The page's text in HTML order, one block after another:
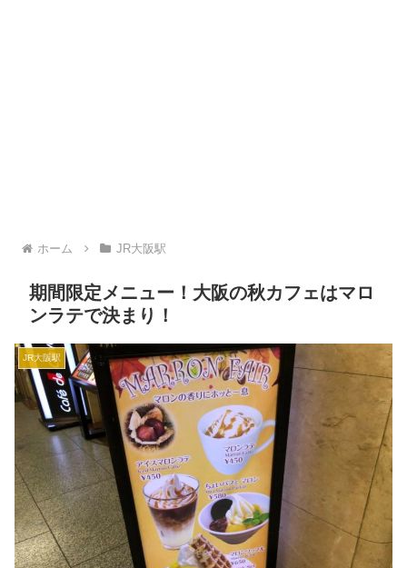
ホーム JR大阪駅
期間限定メニュー！大阪の秋カフェはマロ
ンラテで決まり！
JR大阪駅